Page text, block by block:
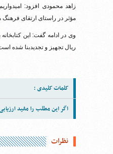
زاهد محمودی افزود:
مؤثر در راستای ارتقای فرهنگ
ریال تجهیز و تجدیدبنا شده
کلمات کلیدی :
اگر این مطلب را مفید
نظرات